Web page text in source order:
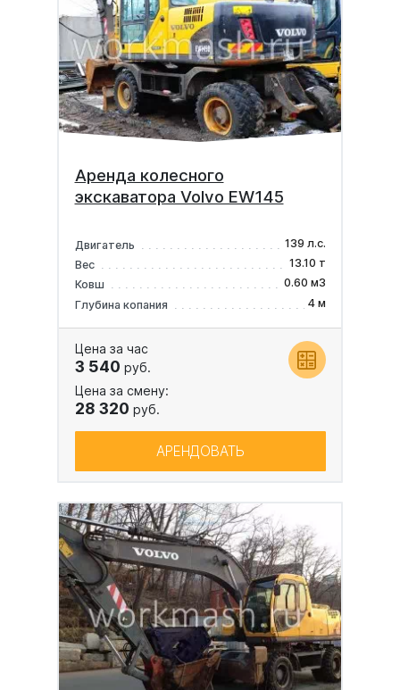
Аренда колесного
экскаватора Volvo EW145
Двигатель
139 л.с.
Вес
13.10 т
Ковш
0.60 м3
Глубина копания
4 м
Цена за час
3 540 руб.
Цена за смену:
28 320 руб.
АРЕНДОВАТЬ